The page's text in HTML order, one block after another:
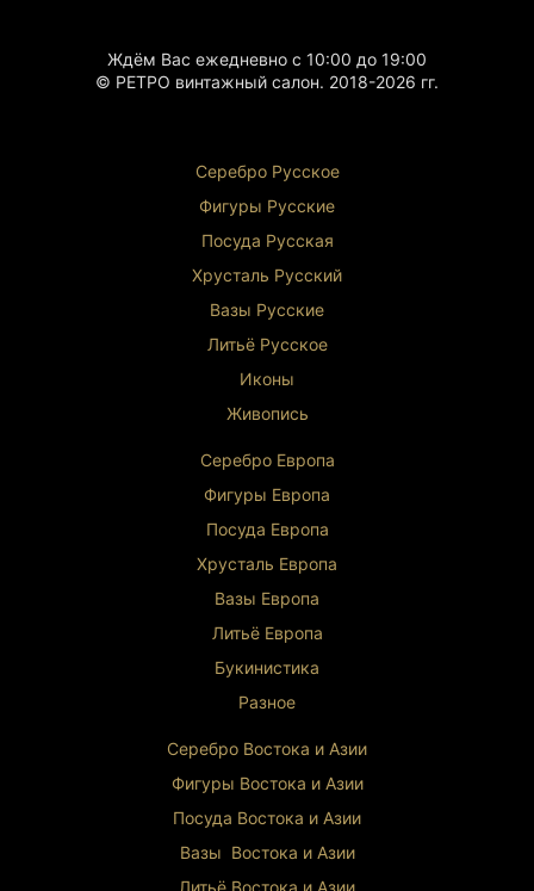
Ждём Вас ежедневно с 10:00 до 19:00
© РЕТРО винтажный салон. 2018-2026 гг.
Серебро Русское
Фигуры Русские
Посуда Русская
Хрусталь Русский
Вазы Русские
Литьё Русское
Иконы
Живопись
Серебро Европа
Фигуры Европа
Посуда Европа
Хрусталь Европа
Вазы Европа
Литьё Европа
Букинистика
Разное
Серебро Востока и Азии
Фигуры Востока и Азии
Посуда Востока и Азии
Вазы Востока и Азии
Литьё Востока и Азии